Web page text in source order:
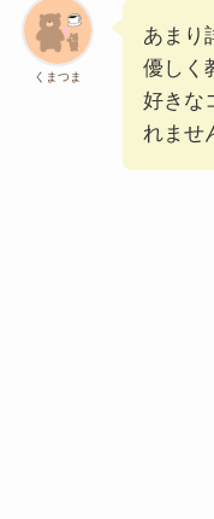
くまつま
あまり
優しく
好きな
れませ